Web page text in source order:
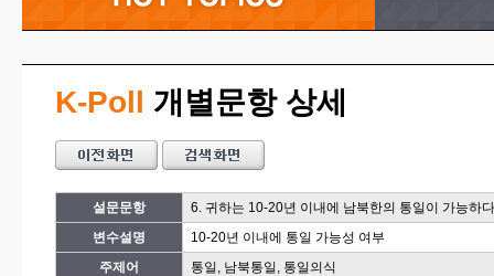
K-Poll 개별문항 상세
설문문항
6. 귀하는 10-20년 이내에 남북한의 통일이 가능하
변수설명
10-20년 이내에 통일 가능성 여부
주제어
통일, 남북통일, 통일의식